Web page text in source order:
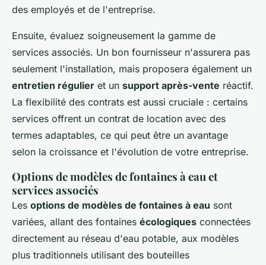
des employés et de l'entreprise.
Ensuite, évaluez soigneusement la gamme de
services associés. Un bon fournisseur n'assurera pas
seulement l'installation, mais proposera également un
entretien régulier et un support après-vente réactif.
La flexibilité des contrats est aussi cruciale : certains
services offrent un contrat de location avec des
termes adaptables, ce qui peut être un avantage
selon la croissance et l'évolution de votre entreprise.
Options de modèles de fontaines à eau et
services associés
Les options de modèles de fontaines à eau sont
variées, allant des fontaines écologiques connectées
directement au réseau d'eau potable, aux modèles
plus traditionnels utilisant des bouteilles